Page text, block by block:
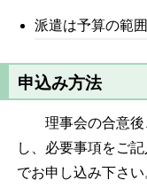
派遣は予算の範
申込み方法
理事会の合意後
し、必要事項をご
でお申し込み下さい